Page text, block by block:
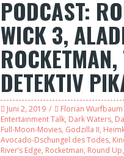
PODCAST:
WICK 3,
DETEKTIV
Juni 2, 2019 Florian Wurfbaum
Entertainment Talk, Dark Waters,
Full-Moon-Movies, Godzilla II,
Avocado-Dschungel des Todes,
River’s Edge, Rocketman, Round Up,